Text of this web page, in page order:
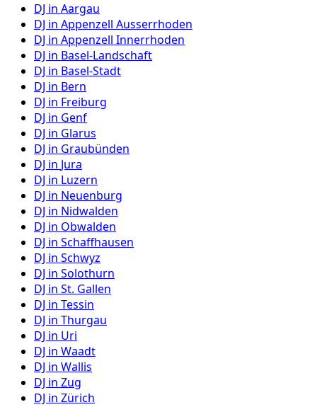
DJ in Aargau
DJ in Appenzell Ausserrhoden
DJ in Appenzell Innerrhoden
DJ in Basel-Landschaft
DJ in Basel-Stadt
DJ in Bern
DJ in Freiburg
DJ in Genf
DJ in Glarus
DJ in Graubünden
DJ in Jura
DJ in Luzern
DJ in Neuenburg
DJ in Nidwalden
DJ in Obwalden
DJ in Schaffhausen
DJ in Schwyz
DJ in Solothurn
DJ in St. Gallen
DJ in Tessin
DJ in Thurgau
DJ in Uri
DJ in Waadt
DJ in Wallis
DJ in Zug
DJ in Zürich